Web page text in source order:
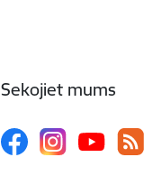
Sekojiet mums